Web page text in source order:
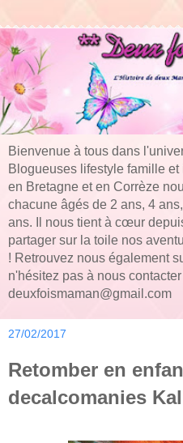
Bienvenue à tous dans
Blogueuses lifestyle famille
en Bretagne et en Corrèze
chacune âgés de 2 ans, 4
ans. Il nous tient à cœur
partager sur la toile nos
! Retrouvez nous également
n'hésitez pas à nous
deuxfoismaman@gmail.com
27/02/2017
Retomber en
decalcomanies